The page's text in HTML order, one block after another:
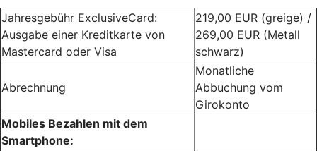
Jahresgebühr ExclusiveCard:
Ausgabe einer Kreditkarte von
Mastercard oder Visa
219,00 EUR (greige) /
269,00 EUR (Metall
schwarz)
Abrechnung
Monatliche
Abbuchung vom
Girokonto
Mobiles Bezahlen mit dem
Smartphone: